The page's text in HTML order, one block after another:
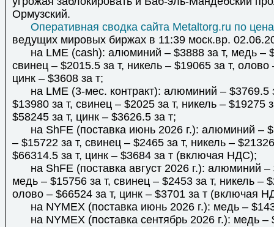
Ормузский.
Оперативная сводка сайта Metaltorg.ru по
ведущих мировых биржах в 11:39 моск.вр.
на LME (cash): алюминий – $3888 за т, медь –
свинец – $2015.5 за т, никель – $19065 за т, олово
цинк – $3608 за т;
на LME (3-мес. контракт): алюминий – $3769.5
$13980 за т, свинец – $2025 за т, никель – $19275
$58245 за т, цинк – $3626.5 за т;
на ShFE (поставка июнь 2026 г.): алюминий –
– $15722 за т, свинец – $2465 за т, никель –
$66314.5 за т, цинк – $3684 за т (включая НДС);
на ShFE (поставка август 2026 г.): алюминий –
медь – $15756 за т, свинец – $2453 за т, никель –
олово – $66524 за т, цинк – $3701 за т (включая
на NYMEX (поставка июнь 2026 г.): медь –
на NYMEX (поставка сентябрь 2026 г.): медь –